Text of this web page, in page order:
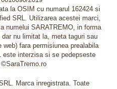
la OSIM cu numarul 162424 si
SRL. Utilizarea acestei marci,
numelui SARATREMO, in forma
nu limitat la, meta taguri sau
fara permisiunea prealabila
interzisa si se pedepseste
Marca inregistrata. Toate